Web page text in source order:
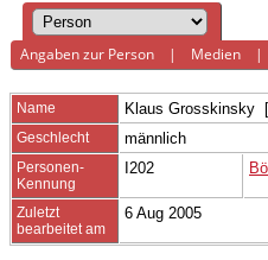
Angaben zur Person | Medien
Name Klaus Grosskinsky [
Geschlecht männlich
Personen-
Kennung
I202
Zuletzt
bearbeitet am
6 Aug 2005